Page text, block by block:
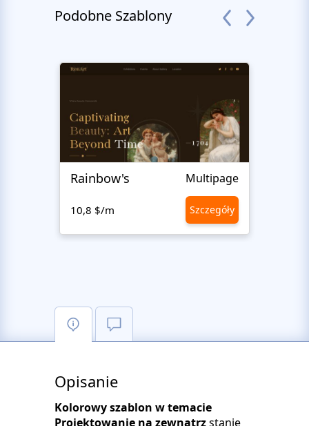
Podobne Szablony
Rainbow's Multipage
10,8 $/m Szczegóły
Opisanie
Kolorowy szablon w temacie
Projektowanie na zewnątrzstanie